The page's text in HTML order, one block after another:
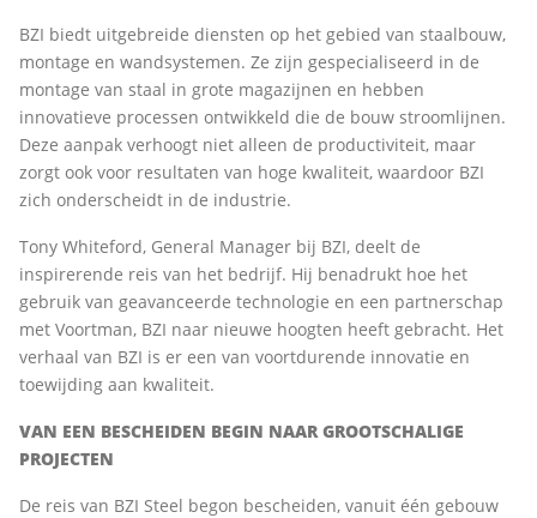
BZI biedt uitgebreide diensten op het gebied van staalbouw,
montage en wandsystemen. Ze zijn gespecialiseerd in de
montage van staal in grote magazijnen en hebben
innovatieve processen ontwikkeld die de bouw stroomlijnen.
Deze aanpak verhoogt niet alleen de productiviteit, maar
zorgt ook voor resultaten van hoge kwaliteit, waardoor BZI
zich onderscheidt in de industrie.
Tony Whiteford, General Manager bij BZI, deelt de
inspirerende reis van het bedrijf. Hij benadrukt hoe het
gebruik van geavanceerde technologie en een partnerschap
met Voortman, BZI naar nieuwe hoogten heeft gebracht. Het
verhaal van BZI is er een van voortdurende innovatie en
toewijding aan kwaliteit.
VAN EEN BESCHEIDEN BEGIN NAAR GROOTSCHALIGE
PROJECTEN
De reis van BZI Steel begon bescheiden, vanuit één gebouw